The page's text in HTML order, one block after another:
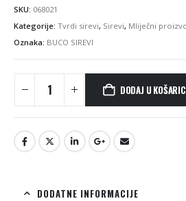
SKU: 068021
Kategorije: Tvrdi sirevi, Sirevi, Mliječni
Oznaka: BUCO SIREVI
DODAJ U
DODATNE INFORMACIJE